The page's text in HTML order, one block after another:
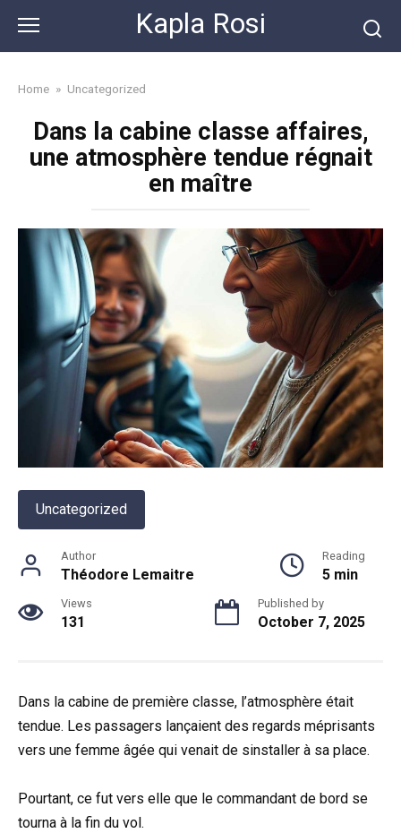
content
Kapla Rosi
Home » Uncategorized
Dans la cabine classe affaires,
une atmosphère tendue régnait
en maître
Uncategorized
Author
Théodore Lemaitre
Reading
5 min
Views
131
Published by
October 7, 2025
Dans la cabine de première classe, l’atmosphère était
tendue. Les passagers lançaient des regards méprisants
vers une femme âgée qui venait de sinstaller à sa place.
Pourtant, ce fut vers elle que le commandant de bord se
tourna à la fin du vol.